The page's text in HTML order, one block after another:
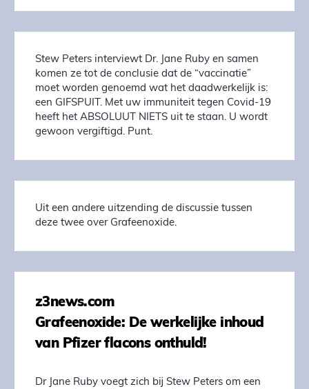
Stew Peters interviewt Dr. Jane Ruby en samen
komen ze tot de conclusie dat de “vaccinatie”
moet worden genoemd wat het daadwerkelijk is:
een GIFSPUIT. Met uw immuniteit tegen Covid-19
heeft het ABSOLUUT NIETS uit te staan. U wordt
gewoon vergiftigd. Punt.
Uit een andere uitzending de discussie tussen
deze twee over Grafeenoxide.
z3news.com
Grafeenoxide: De werkelijke inhoud
van Pfizer flacons onthuld!
Dr Jane Ruby voegt zich bij Stew Peters om een